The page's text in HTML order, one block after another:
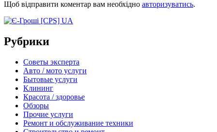
Щоб відправити коментар вам необхідно авторизуватись.
Рубрики
Советы эксперта
Авто / мото услуги
Бытовые услуги
Клининг
Красота / здоровье
Обзоры
Прочие услуги
Ремонт и обслуживание техники